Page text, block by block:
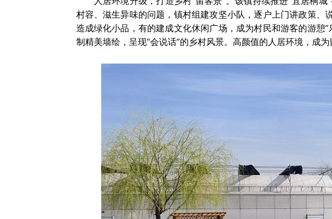
村容、滋生异味的问题，镇村组建攻坚小队，逐户上门讲政策、
造成绿化小品，有的建成文化休闲广场，成为村民和游客的游憩
制精美墙绘，呈现“会说话”的乡村风景。高颜值的人居环境，成为